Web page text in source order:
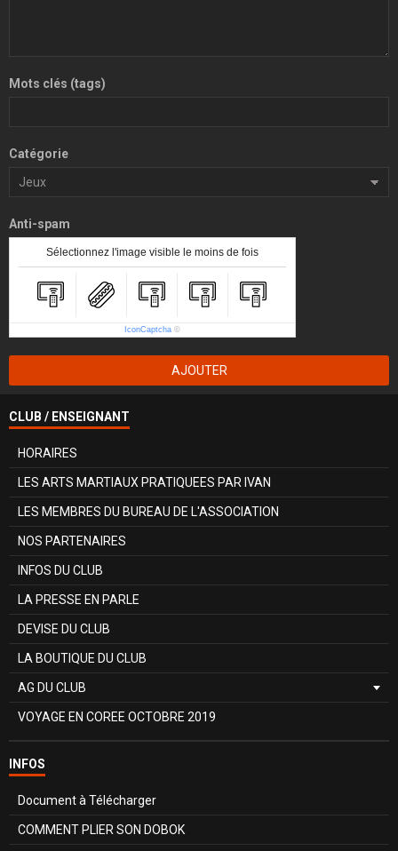
Mots clés (tags)
Catégorie
Anti-spam
Sélectionnez l'image visible le moins de fois
IconCaptcha ©
AJOUTER
CLUB / ENSEIGNANT
HORAIRES
LES ARTS MARTIAUX PRATIQUEES PAR IVAN
LES MEMBRES DU BUREAU DE L'ASSOCIATION
NOS PARTENAIRES
INFOS DU CLUB
LA PRESSE EN PARLE
DEVISE DU CLUB
LA BOUTIQUE DU CLUB
AG DU CLUB
VOYAGE EN COREE OCTOBRE 2019
INFOS
Document à Télécharger
COMMENT PLIER SON DOBOK